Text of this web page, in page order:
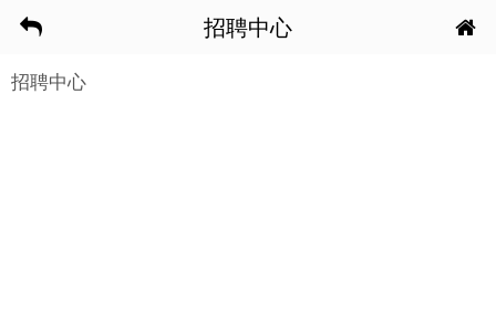
招聘中心
招聘中心